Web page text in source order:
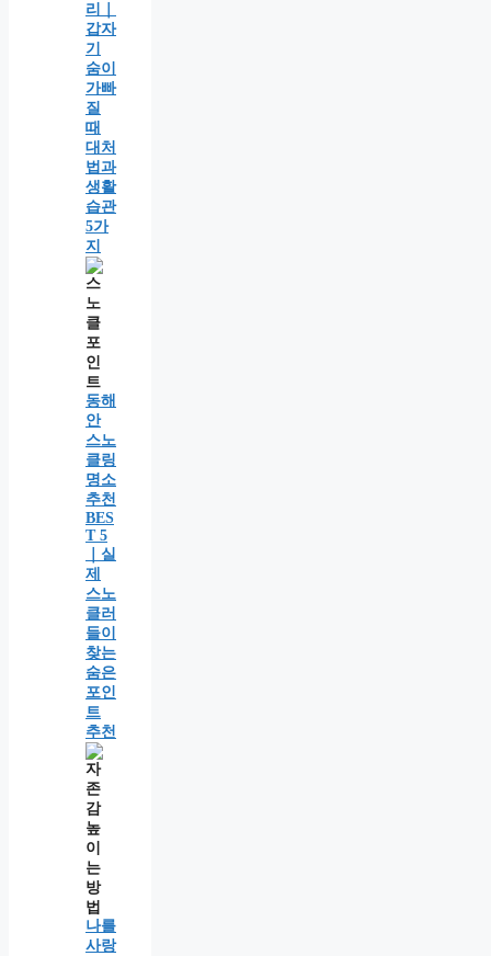
리｜
갑자
기
숨이
가빠
질
때
대처
법과
생활
습관
5가
지
동해
안
스노
클링
명소
추천
BES
T 5
｜실
제
스노
클러
들이
찾는
숨은
포인
트
추천
나를
사랑